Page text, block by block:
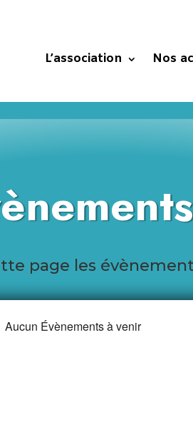
L’association Nos
page les
Aucun Évènements à venir